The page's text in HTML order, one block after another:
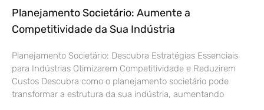
Planejamento Societário: Aumente a
Competitividade da Sua Indústria
Planejamento Societário: Descubra Estratégias Essenciais
para Indústrias Otimizarem Competitividade e Reduzirem
Custos Descubra como o planejamento societário pode
transformar a estrutura da sua indústria, aumentando